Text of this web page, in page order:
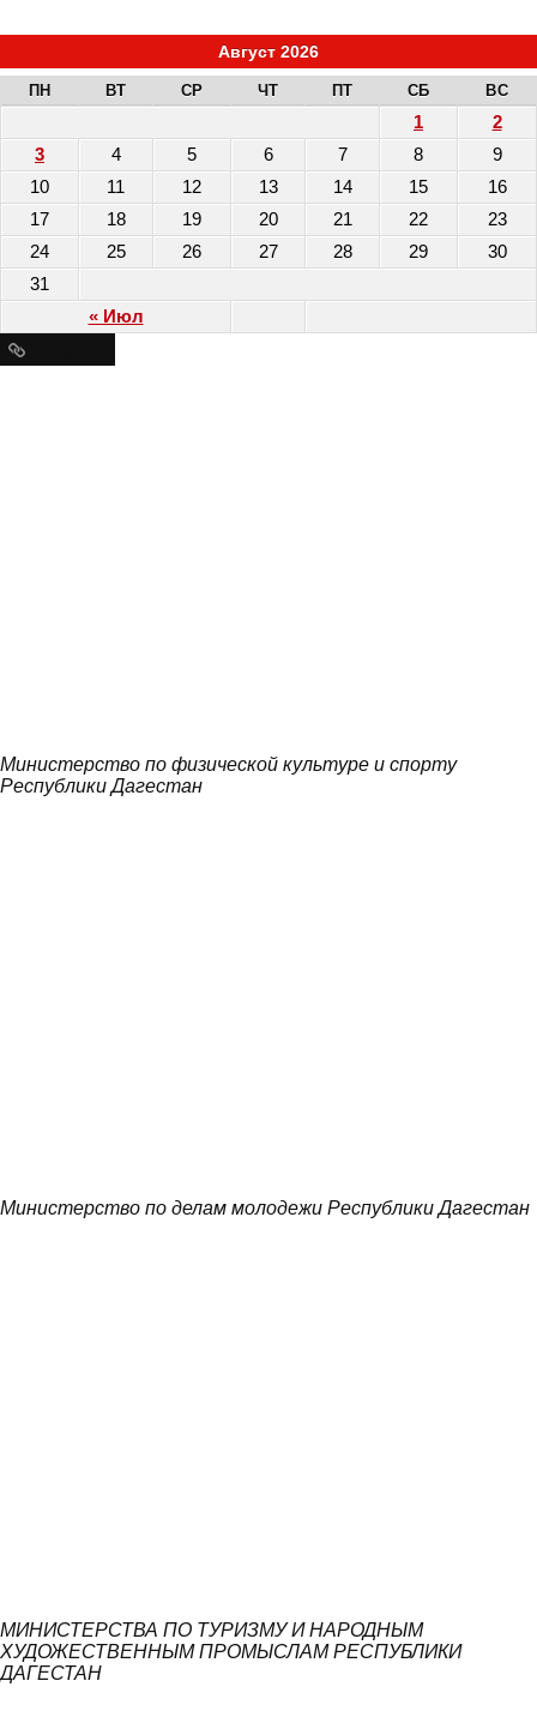
Август 2026
ПН ВТ СР ЧТ ПТ СБ ВС
« Июл
1
2
3
4 5 6 7 8
9
10
11 12 13 14 15
16
17
18 19 20 21 22
23
24
25 26 27 28 29
30
31
Министерство по физической культуре и спорту
Республики Дагестан
Министерство по делам молодежи Республики Дагестан
МИНИСТЕРСТВА ПО ТУРИЗМУ И НАРОДНЫМ
ХУДОЖЕСТВЕННЫМ ПРОМЫСЛАМ РЕСПУБЛИКИ
ДАГЕСТАН